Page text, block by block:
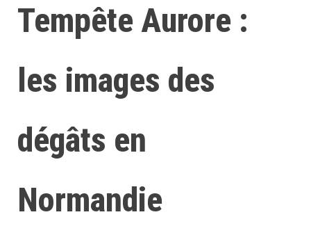
Tempête Aurore :
les images des
dégâts en
Normandie